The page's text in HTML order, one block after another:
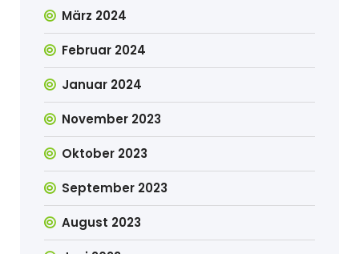
März 2024
Februar 2024
Januar 2024
November 2023
Oktober 2023
September 2023
August 2023